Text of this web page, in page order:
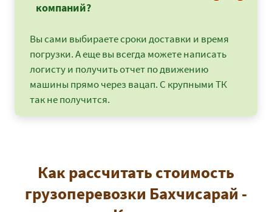
компаний?
Вы сами выбираете сроки доставки и время
погрузки. А еще вы всегда можете написать
логисту и получить отчет по движению
машины прямо через вацап. С крупными ТК
так не получится.
Как рассчитать стоимость
грузоперевозки Бахчисарай -